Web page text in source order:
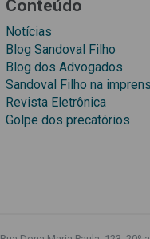
Conteúdo
Notícias
Blog Sandoval Filho
Blog dos Advogados
Sandoval Filho na
Revista Eletrônica
Golpe dos precatórios